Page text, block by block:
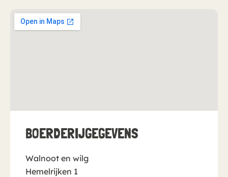
BOERDERIJ­GEGEVENS
Walnoot en wilg
Hemelrijken 1